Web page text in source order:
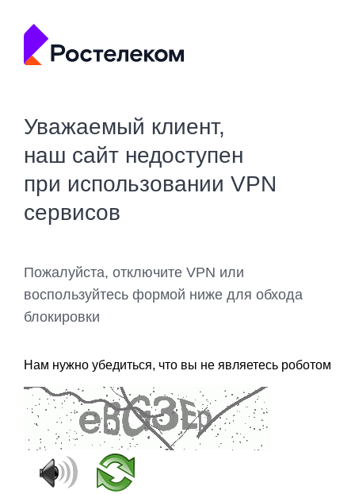
Уважаемый клиент,
наш сайт недоступен
при использовании VPN
сервисов
Пожалуйста, отключите VPN или
воспользуйтесь формой ниже для обхода
блокировки
Нам нужно убедиться, что вы не являетесь роботом